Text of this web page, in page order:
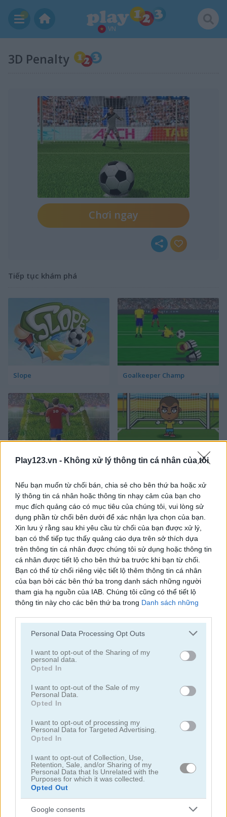
Play123.vn - Không xử lý thông tin cá nhân của tôi
Nếu bạn muốn từ chối bán, chia sẻ cho bên thứ ba hoặc xử
lý thông tin cá nhân hoặc thông tin nhạy cảm của bạn cho
mục đích quảng cáo có mục tiêu của chúng tôi, vui lòng sử
dụng phần từ chối bên dưới để xác nhận lựa chọn của bạn.
Xin lưu ý rằng sau khi yêu cầu từ chối của bạn được xử lý,
bạn có thể tiếp tục thấy quảng cáo dựa trên sở thích dựa
trên thông tin cá nhân được chúng tôi sử dụng hoặc thông tin
cá nhân được tiết lộ cho bên thứ ba trước khi bạn từ chối.
Bạn có thể từ chối riêng việc tiết lộ thêm thông tin cá nhân
của bạn bởi các bên thứ ba trong danh sách những người
tham gia hạ nguồn của IAB. Chúng tôi cũng có thể tiết lộ
thông tin này cho các bên thứ ba trong Danh sách những
lộ thêm thông tin này cho các bên thứ ba khác.
services and may gather and store information including but
not limited to your visit or usage behaviour. You may click to
grant or deny consent to Google and its third-party tags to
use your data for below specified purposes in below Google
consent section.
Personal Data Processing Opt Outs
I want to opt-out of the Sharing of my
personal data.
Opted In
I want to opt-out of the Sale of my
Personal Data.
Opted In
I want to opt-out of processing my
Personal Data for Targeted Advertising.
Opted In
I want to opt-out of Collection, Use,
Retention, Sale, and/or Sharing of my
Personal Data that Is Unrelated with the
Purposes for which it was collected.
Opted Out
Google consents
VN
3D Penalty
Chơi ngay
Tiếp tục khám phá
Slope Goalkeeper Champ
World Cup Penalty 3D Free Kick
Blaze Kick
3D Free Kick World Cup 18 Soccertastic World Cup 18